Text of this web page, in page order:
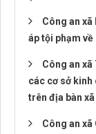
Công an
áp tội phạm về
Công an
các cơ sở
trên địa bàn xã
Công an